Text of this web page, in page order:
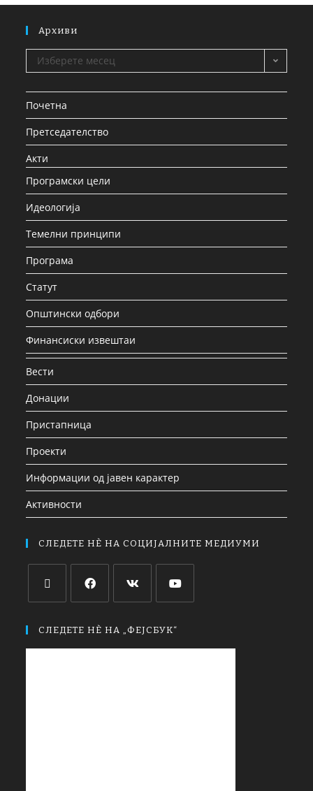
Архиви
Изберете месец
Почетна
Претседателство
Акти
Програмски цели
Идеологија
Темелни принципи
Програма
Статут
Општински одбори
Финансиски извештаи
Вести
Донации
Пристапница
Проекти
Информации од јавен карактер
Активности
СЛЕДЕТЕ НЀ НА СОЦИЈАЛНИТЕ МЕДИУМИ
СЛЕДЕТЕ НЀ НА „ФЕЈСБУК“